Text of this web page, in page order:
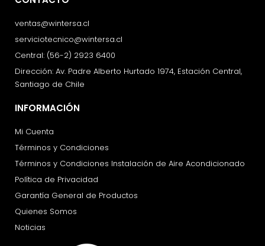
ventas@wintersa.cl
serviciotecnico@wintersa.cl
Central: (56-2) 2923 6400
Dirección: Av. Padre Alberto Hurtado 1974, Estación Central,
Santiago de Chile
INFORMACIÓN
Mi Cuenta
Términos y Condiciones
Términos y Condiciones Instalación de Aire Acondicionado
Política de Privacidad
Garantía General de Productos
Quienes Somos
Noticias